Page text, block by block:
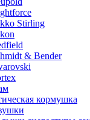
Stirling
& Bender
кормушка